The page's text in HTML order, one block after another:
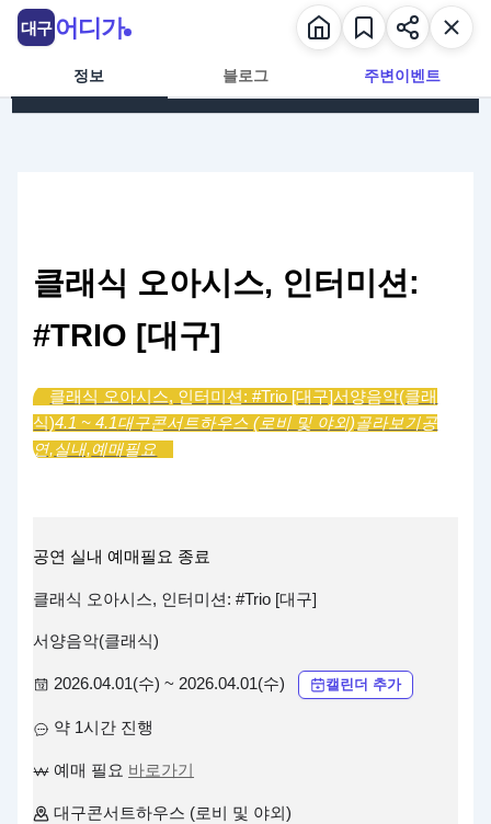
콘텐츠로 건너뛰기
정보 블로그 주변이벤트
클래식 오아시스, 인터미션:
#TRIO [대구]
클래식 오아시스, 인터미션: #Trio [대구]서양음악(클래
식)4.1 ~ 4.1대구콘서트하우스 (로비 및 야외)골라보기공
연,실내,예매필요
공연 실내 예매필요 종료
클래식 오아시스, 인터미션: #Trio [대구]
서양음악(클래식)
2026.04.01(수) ~ 2026.04.01(수) 캘린더 추가
약 1시간 진행
예매 필요 바로가기
대구콘서트하우스 (로비 및 야외)
대구 어디가